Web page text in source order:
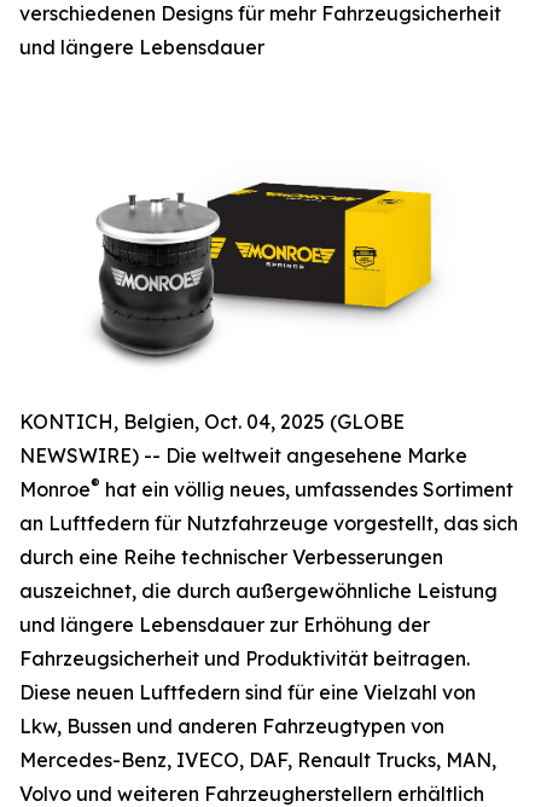
verschiedenen Designs für mehr Fahrzeugsicherheit
und längere Lebensdauer
KONTICH, Belgien, Oct. 04, 2025 (GLOBE
NEWSWIRE) -- Die weltweit angesehene Marke
Monroe® hat ein völlig neues, umfassendes Sortiment
an Luftfedern für Nutzfahrzeuge vorgestellt, das sich
durch eine Reihe technischer Verbesserungen
auszeichnet, die durch außergewöhnliche Leistung
und längere Lebensdauer zur Erhöhung der
Fahrzeugsicherheit und Produktivität beitragen.
Diese neuen Luftfedern sind für eine Vielzahl von
Lkw, Bussen und anderen Fahrzeugtypen von
Mercedes-Benz, IVECO, DAF, Renault Trucks, MAN,
Volvo und weiteren Fahrzeugherstellern erhältlich